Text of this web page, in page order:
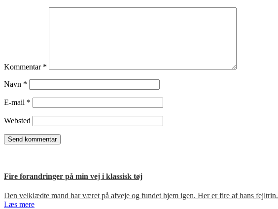
Kommentar *
Navn *
E-mail *
Websted
Fire forandringer på min vej i klassisk tøj
Den velklædte mand har været på afveje og fundet hjem igen. Her er fire af hans fejltrin.
Læs mere